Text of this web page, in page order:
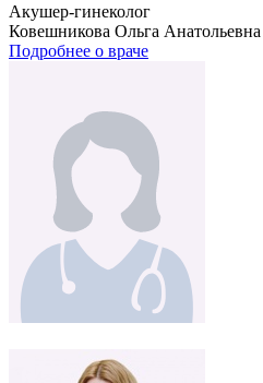
Акушер-гинеколог
Ковешникова Ольга Анатольевна
Подробнее о враче